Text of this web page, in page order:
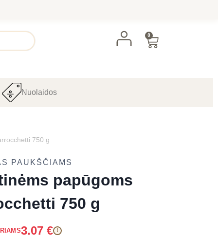
0
Nuolaidos
750 g
PAUKŠČIAMS
papūgoms
750 g
3.07 € !